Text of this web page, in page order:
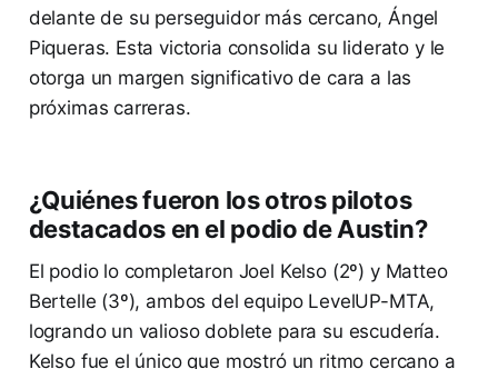
delante de su perseguidor más cercano, Ángel
Piqueras. Esta victoria consolida su liderato y le
otorga un margen significativo de cara a las
próximas carreras.
¿Quiénes fueron los otros pilotos
destacados en el podio de Austin?
El podio lo completaron Joel Kelso (2º) y Matteo
Bertelle (3º), ambos del equipo LevelUP-MTA,
logrando un valioso doblete para su escudería.
Kelso fue el único que mostró un ritmo cercano a